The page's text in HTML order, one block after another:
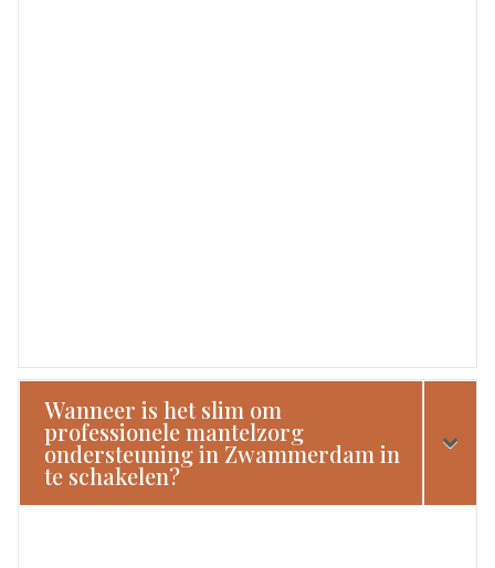
Wanneer is het slim om
professionele mantelzorg
ondersteuning in Zwammerdam in
te schakelen?